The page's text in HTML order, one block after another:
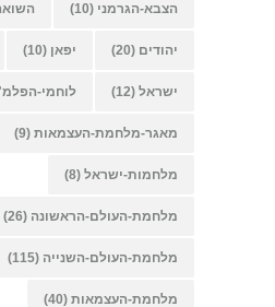
הצבא-הגרמני (10)
יהודים (20) יפאן (10)
ישראל (12) לוחמי-
מאגר-מלחמת-העצמאות (9)
מלחמות-ישראל (8)
מלחמת-העולם-הראשונה (26)
מלחמת-העולם-השנייה (115)
מלחמת-העצמאות (40)